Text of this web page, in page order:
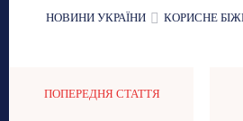
НОВИНИ УКРАЇНИ
КОРИСНЕ
ПОПЕРЕДНЯ СТАТТЯ